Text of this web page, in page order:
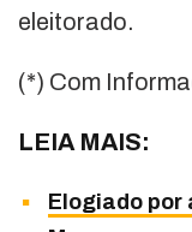
eleitorado.
(*) Com
LEIA MAIS:
Elogiado por